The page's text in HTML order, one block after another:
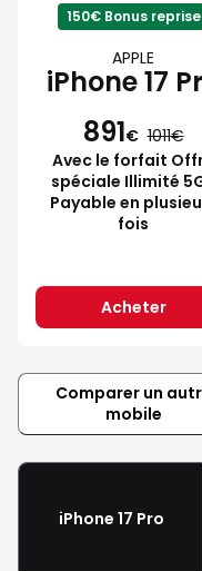
150€ Bonus reprise
APPLE
iPhone 17
891€ 1011
Avec le forfait
spéciale Illimité
Payable en
fois
Acheter
Comparer un
mobile
iPhone 17 Pro